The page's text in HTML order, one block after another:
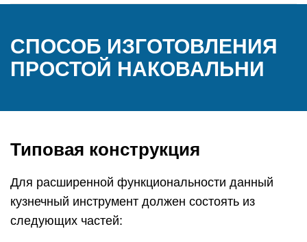
СПОСОБ ИЗГОТОВЛЕНИЯ
ПРОСТОЙ НАКОВАЛЬНИ
Типовая конструкция
Для расширенной функциональности данный
кузнечный инструмент должен состоять из
следующих частей: